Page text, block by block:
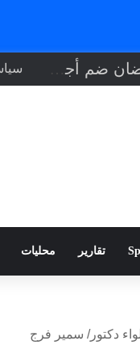
إيطاليا والسعودية ترفضان ضم أجزاء من الضفة الغربية وفرض قيود في هرمز
تقارير محليات
دكتور/ سمير فرج